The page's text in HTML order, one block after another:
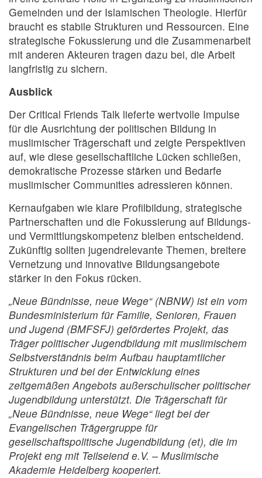
Gemeinden und der Islamischen Theologie. Hierfür
braucht es stabile Strukturen und Ressourcen. Eine
strategische Fokussierung und die Zusammenarbeit
mit anderen Akteuren tragen dazu bei, die Arbeit
langfristig zu sichern.
Ausblick
Der Critical Friends Talk lieferte wertvolle Impulse
für die Ausrichtung der politischen Bildung in
muslimischer Trägerschaft und zeigte Perspektiven
auf, wie diese gesellschaftliche Lücken schließen,
demokratische Prozesse stärken und Bedarfe
muslimischer Communities adressieren können.
Kernaufgaben wie klare Profilbildung, strategische
Partnerschaften und die Fokussierung auf Bildungs-
und Vermittlungskompetenz bleiben entscheidend.
Zukünftig sollten jugendrelevante Themen, breitere
Vernetzung und innovative Bildungsangebote
stärker in den Fokus rücken.
„Neue Bündnisse, neue Wege“ (NBNW) ist ein vom
Bundesministerium für Familie, Senioren, Frauen
und Jugend (BMFSFJ) gefördertes Projekt, das
Träger politischer Jugendbildung mit muslimischem
Selbstverständnis beim Aufbau hauptamtlicher
Strukturen und bei der Entwicklung eines
zeitgemäßen Angebots außerschulischer politischer
Jugendbildung unterstützt. Die Trägerschaft für
„Neue Bündnisse, neue Wege“ liegt bei der
Evangelischen Trägergruppe für
gesellschaftspolitische Jugendbildung (et), die im
Projekt eng mit Teilseiend e.V. – Muslimische
Akademie Heidelberg kooperiert.